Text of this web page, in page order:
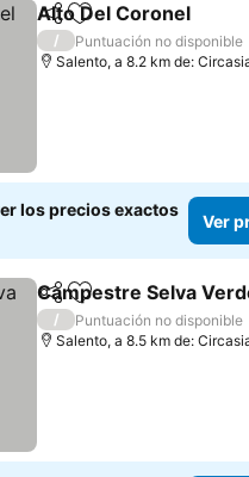
CompartirAgregar a favoritos
Alto Del Coronel
/
Puntuación no disponible
Salento, a 8.2 km de:
los precios exactos
Ver
CompartirAgregar a
Campestre Selva
/
Puntuación no disponible
Salento, a 8.5 km de: